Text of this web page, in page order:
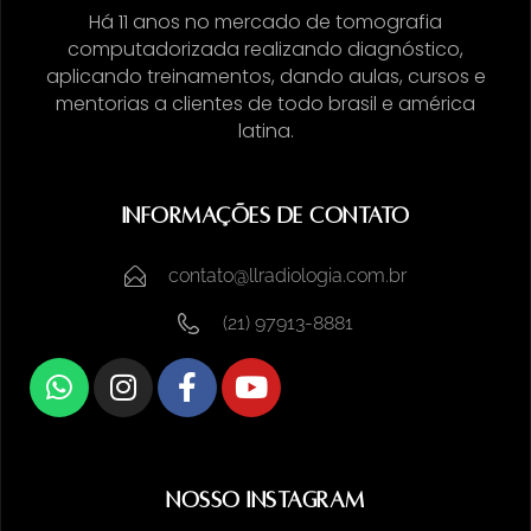
Há 11 anos no mercado de tomografia
computadorizada realizando diagnóstico,
aplicando treinamentos, dando aulas, cursos e
mentorias a clientes de todo brasil e américa
latina.
Informações de Contato
contato@llradiologia.com.br
(21) 97913-8881
Nosso Instagram